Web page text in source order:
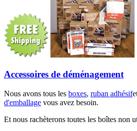
Accessoires de déménagement
Nous avons tous les boxes, ruban adhésif
d'emballage vous avez besoin.
Et nous rachèterons toutes les boîtes non